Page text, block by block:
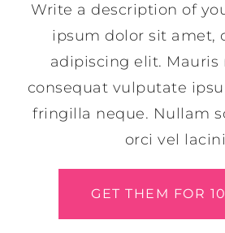
Write a description of
ipsum dolor sit amet,
adipiscing elit. Mauris
consequat vulputate
fringilla neque. Nullam
orci vel
GET THEM FOR